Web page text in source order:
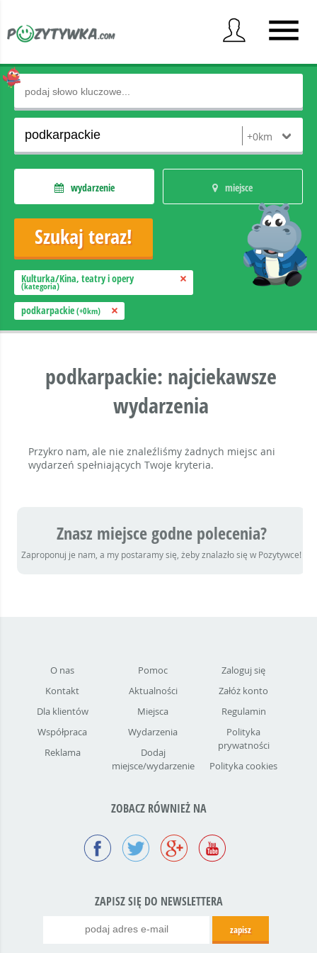
wydarzenie miejsce
Kulturka/Kina, teatry i opery
(kategoria)
podkarpackie (+0km)
podkarpackie: najciekawsze
wydarzenia
Przykro nam, ale nie znaleźliśmy żadnych miejsc ani
wydarzeń spełniających Twoje kryteria.
Znasz miejsce godne polecenia?
Zaproponuj je nam, a my postaramy się, żeby znalazło się w Pozytywce!
O nas
Kontakt
Dla klientów
Współpraca
Reklama
Pomoc
Aktualności
Miejsca
Wydarzenia
Dodaj
miejsce/wydarzenie
Zaloguj się
Załóż konto
Regulamin
Polityka
prywatności
Polityka cookies
ZOBACZ RÓWNIEŻ NA
ZAPISZ SIĘ DO NEWSLETTERA